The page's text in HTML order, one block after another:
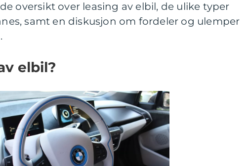
oversikt over leasing av elbil, de ulike typer
samt en diskusjon om fordeler og ulemper
elbil?